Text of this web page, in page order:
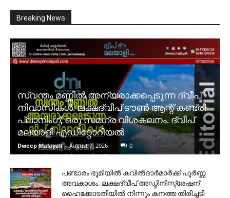
Breaking News
സ്വന്തം മണ്ണിൽ അന്യരാക്കപ്പെടുന്ന ദ്വീപ്
നിവാസികൾ. ലക്ഷദ്വീപ് ടൗൺ ആന്റ് കണ്ട്രി
പ്ലാനിംഗ്; ഒരു സമഗ്ര വിശകലനം. ദ്വീപ്
മലയാളി എഡിറ്റോറിയൽ
Dweep Malayali - August 7, 2026 0
പണ്ടാരം ഭൂമിയിൽ കവിൽദാർമാർക്ക് പൂർണ്ണ
അവകാശം: ലക്ഷദ്വീപ് അഡ്മിനിസ്ട്രേഷന്
ഹൈക്കോടതിയിൽ നിന്നും കനത്ത തിരിച്ചടി